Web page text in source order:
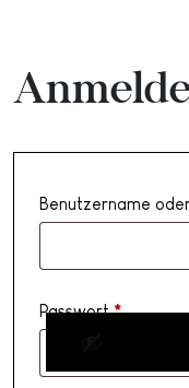
Benutzername
Passwort*